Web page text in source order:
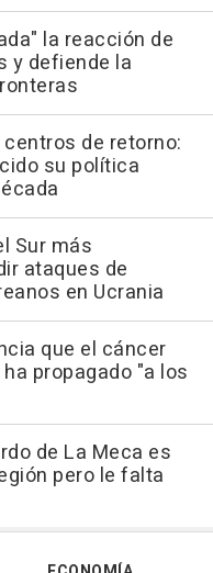
la reacción de
y defiende la
de retorno:
su política
Sur más
ataques de
en Ucrania
que el cáncer
propagado "a los
de La Meca es
pero le falta